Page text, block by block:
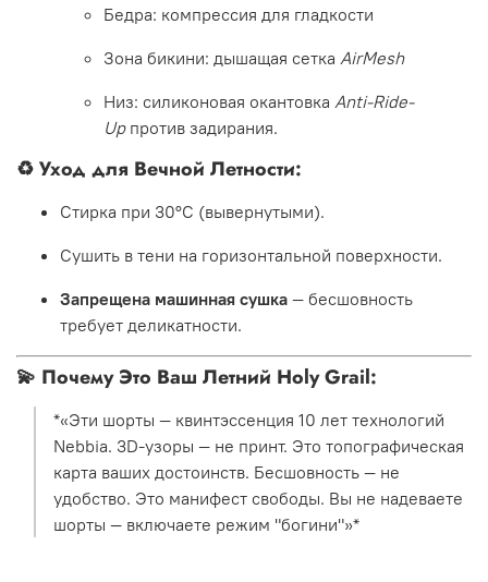
Бедра: компрессия для гладкости
Зона бикини: дышащая сетка AirMesh
Низ: силиконовая окантовка Anti-Ride-
Up против задирания.
♻️Уход для Вечной Летности:
Стирка при 30°C (вывернутыми).
Сушить в тени на горизонтальной поверхности.
Запрещена машинная сушка — бесшовность
требует деликатности.
💫 Почему Это Ваш Летний Holy Grail:
*«Эти шорты — квинтэссенция 10 лет технологий
Nebbia. 3D-узоры — не принт. Это топографическая
карта ваших достоинств. Бесшовность — не
удобство. Это манифест свободы. Вы не надеваете
шорты — включаете режим "богини"»*